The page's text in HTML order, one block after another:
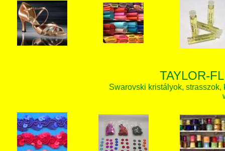
TAYLOR-
Swarovski kristályok,